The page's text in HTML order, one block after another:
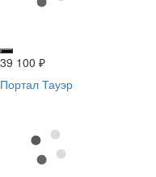
39 100 ₽
Портал Тауэр